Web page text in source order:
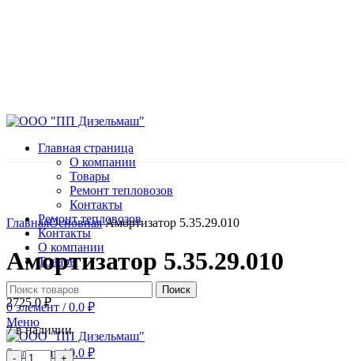
Главная страница
О компании
Товары
Ремонт тепловозов
Контакты
Ремонт тепловозов
Контакты
О компании
Товары
Поиск
0элемент / 0.0 ₽
Меню
0элемент / 0.0 ₽
Нажмите, чтобы увеличить
ГлавнаяОсновнаяАмортизатор 5.35.29.010
Амортизатор 5.35.29.010
2725.0₽
7 в наличии
Количество